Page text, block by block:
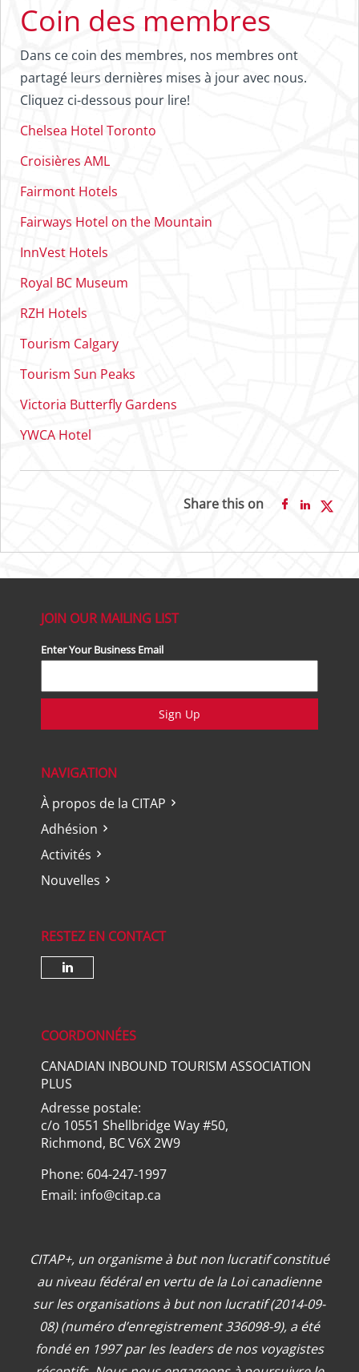
Coin des membres
Dans ce coin des membres, nos membres ont
partagé leurs dernières mises à jour avec nous.
Cliquez ci-dessous pour lire!
Chelsea Hotel Toronto
Croisières AML
Fairmont Hotels
Fairways Hotel on the Mountain
InnVest Hotels
Royal BC Museum
RZH Hotels
Tourism Calgary
Tourism Sun Peaks
Victoria Butterfly Gardens
YWCA Hotel
Share this on
JOIN OUR MAILING LIST
Enter Your Business Email
Sign Up
NAVIGATION
À propos de la CITAP
Adhésion
Activités
Nouvelles
RESTEZ EN CONTACT
COORDONNÉES
CANADIAN INBOUND TOURISM ASSOCIATION
PLUS
Adresse postale:
c/o 10551 Shellbridge Way #50,
Richmond, BC V6X 2W9
Phone: 604-247-1997
Email: info@citap.ca
CITAP+, un organisme à but non lucratif constitué
au niveau fédéral en vertu de la Loi canadienne
sur les organisations à but non lucratif (2014-09-
08) (numéro d’enregistrement 336098-9), a été
fondé en 1997 par les leaders de nos voyagistes